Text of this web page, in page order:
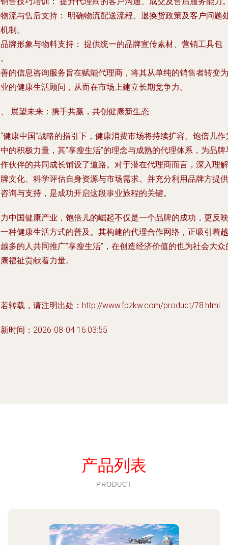
物流与售后支持：
明确物流配送流程、退换货政策及客户问题
制。
品牌形象与物料支持： 提供统一的品牌宣传素材、营销工具包
的信息咨询服务旨在赋能代理商，将其从单纯的销售者转变为
的健康生活顾问，从而在市场上建立长期竞争力。
展望未来：携手共赢，共创健康新生态
健康中国”战略的指引下，健康消费市场将持续扩容。饱倍儿作
的积极力量，其“享瘦生活”的理念与成熟的代理体系，为品牌
伙伴的共同成长铺设了道路。对于潜在代理商而言，深入理解
文化、科学评估自身资源与市场需求、并充分利用品牌方提供
询与支持，是成功开启这段事业旅程的关键。
中国健康产业，饱倍儿的崛起不仅是一个品牌的成功，更反映
种健康生活方式的普及。其构建的代理合作网络，正吸引着越
多的人共同推广“享瘦生活”，在创造经济价值的也为社会大众
福祉贡献着力量。
转载，请注明出处：http://www.fpzkw.com/product/78.html
时间：2026-08-04 16:03:55
产品列表
PRODUCT